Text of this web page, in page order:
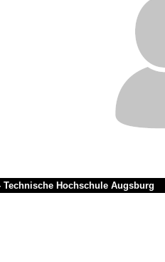
Technische Hochschule Augsburg